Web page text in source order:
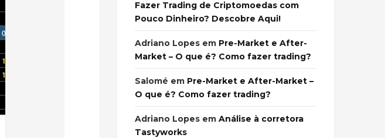
Fazer Trading de Criptomoedas com
Pouco Dinheiro? Descobre Aqui!
Adriano Lopes em Pre-Market e After-
Market – O que é? Como fazer trading?
Salomé em Pre-Market e After-Market –
O que é? Como fazer trading?
Adriano Lopes em Análise à corretora
Tastyworks